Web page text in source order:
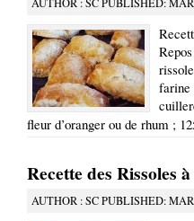
AUTHOR : SC PUBLISHED:
farine
fleur d’oranger ou de rhum ;
Recette des Rissoles
AUTHOR : SC PUBLISHED: